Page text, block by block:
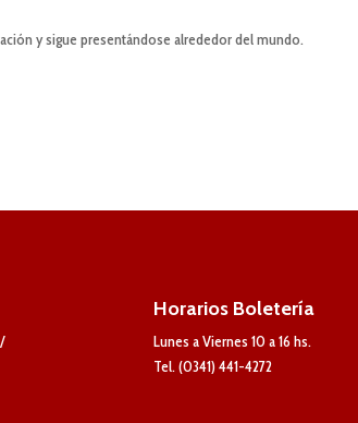
y sigue presentándose alrededor del mundo.
Horarios Boletería
Lunes a Viernes 10 a 16 hs.
Tel. (0341) 441-4272